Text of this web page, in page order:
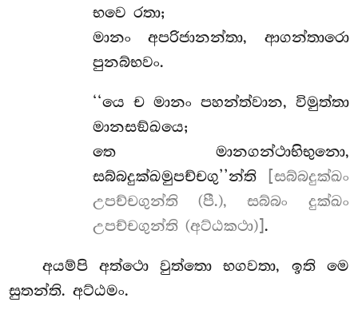
භවෙ රතා;
මානං අපරිජානන්තා, ආගන්තාරො
පුනබ්භවං.
‘‘යෙ ච මානං පහන්ත්වාන, විමුත්තා
මානසඞ්ඛයෙ;
තෙ මානගන්ථාභිභුනො,
සබ්බදුක්ඛමුපච්චගු’’න්ති
[සබ්බදුක්ඛං
උපච්චගුන්ති (පී.), සබ්බං දුක්ඛං
උපච්චගුන්ති (අට්ඨකථා)] .
අයම්පි අත්ථො වුත්තො භගවතා, ඉති මෙ
සුතන්ති. අට්ඨමං.